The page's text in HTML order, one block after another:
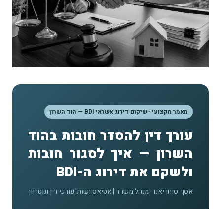
מאמר מקצועי · שיקום דירוג אשראי BDI — הוד השרון
עורך דין להסדר חובות בהוד
השרון — איך לסגור חובות
ולשקם את דירוג ה-BDI
אסף סוחריאנו · מנהל משרד | אטיאס ושות' עורכי דין ונוטריון